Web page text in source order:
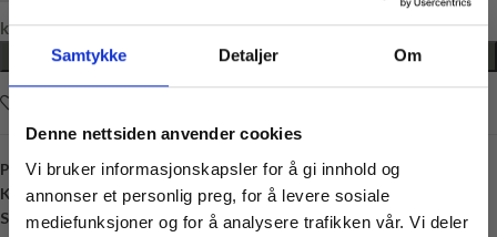
Samtykke Detaljer Om
Denne nettsiden anvender cookies
Vi bruker informasjonskapsler for å gi innhold og
annonser et personlig preg, for å levere sosiale
mediefunksjoner og for å analysere trafikken vår. Vi deler
kr0,00
LEGG I HANDLEKURV
Produktnummer:K342971
Kategori:Knapper
Stikkord:1 Hull, 20 millimeter Metall, Sølv, Tinn